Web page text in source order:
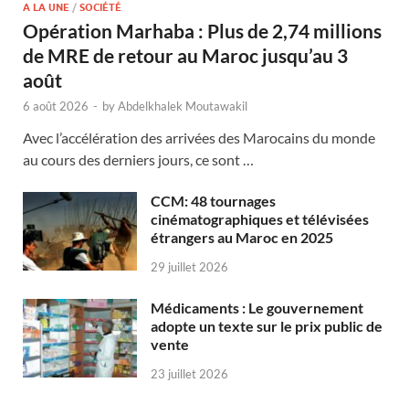
A LA UNE / SOCIÉTÉ
Opération Marhaba : Plus de 2,74 millions
de MRE de retour au Maroc jusqu’au 3
août
6 août 2026 - byAbdelkhalek Moutawakil
Avec l’accélération des arrivées des Marocains du monde
au cours des derniers jours, ce sont …
CCM: 48 tournages
cinématographiques et télévisées
étrangers au Maroc en 2025
29 juillet 2026
Médicaments : Le gouvernement
adopte un texte sur le prix public de
vente
23 juillet 2026